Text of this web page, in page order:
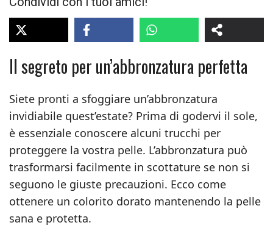
Il segreto per un’abbronzatura perfetta
Siete pronti a sfoggiare un’abbronzatura
invidiabile quest’estate? Prima di godervi il sole,
è essenziale conoscere alcuni trucchi per
proteggere la vostra pelle. L’abbronzatura può
trasformarsi facilmente in scottature se non si
seguono le giuste precauzioni. Ecco come
ottenere un colorito dorato mantenendo la pelle
sana e protetta.